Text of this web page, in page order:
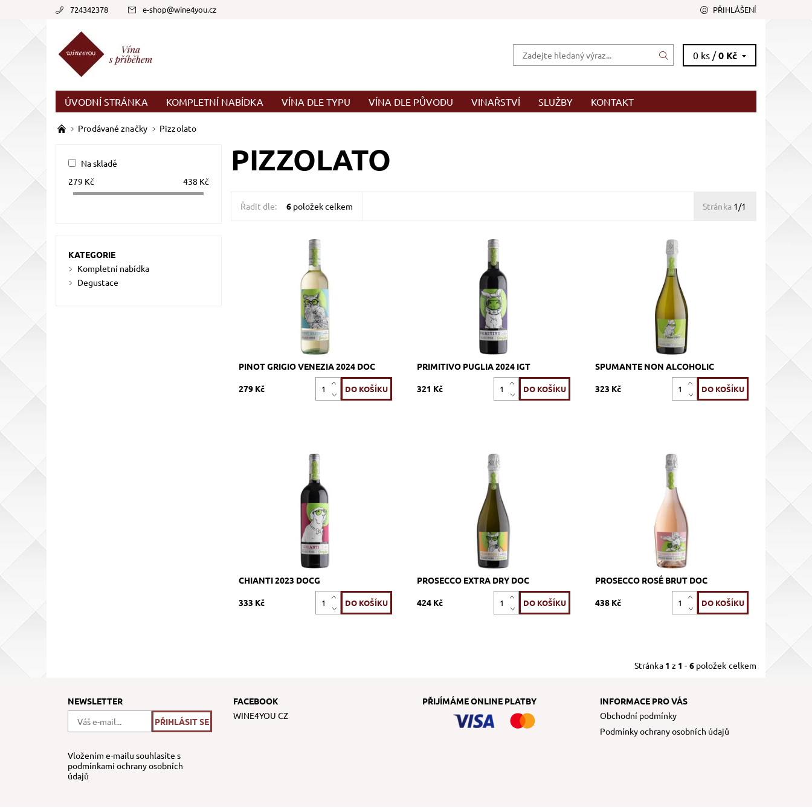
724342378 e-shop@wine4you.cz PŘIHLÁŠENÍ
0 ks /0 Kč
ÚVODNÍ STRÁNKA KOMPLETNÍ NABÍDKA VÍNA DLE TYPU VÍNA DLE PŮVODU VINAŘSTVÍ SLUŽBY KONTAKT
Prodávané značky Pizzolato
PIZZOLATO
Řadit dle: 6položek celkem Stránka 1/1
Pinot Grigio, bílé, suché, tiché, zrání
Skladem >12 ks
498_FGPG
Pizzolato
PINOT GRIGIO VENEZIA 2024 DOC
279 Kč
Primitivo, červené, suché, tiché, zrání
Skladem >12 ks
502_FGPRI
Pizzolato
PRIMITIVO PUGLIA 2024 IGT
321 Kč
bílé hrozny, bílé, , šumivé, zrání
Skladem >12 ks
635_PIZNA
Pizzolato
SPUMANTE NON ALCOHOLIC
323 Kč
Sangiovese, červené, suché, tiché, zrání
Skladem >12 ks
499_FGCH
Pizzolato
CHIANTI 2023 DOCG
333 Kč
Glera, bílé, extra dry, šumivé, zrání
Skladem >12 ks
496_FGPR
Pizzolato
PROSECCO EXTRA DRY DOC
424 Kč
90% Glera, 10% Pinot Nero, bílé, brut,
šumivé, zrání nerezový tank
Skladem >12 ks
497_FGPRR
Pizzolato
PROSECCO ROSÉ BRUT DOC
438 Kč
Stránka 1 z 1 - 6položek celkem
Na skladě
279 Kč 438 Kč
KATEGORIE
Kompletní nabídka
Degustace
NEWSLETTER
Vložením e-mailu souhlasíte s
podmínkami ochrany osobních
údajů
FACEBOOK
WINE4YOU CZ
PŘIJÍMÁME ONLINE PLATBY
INFORMACE PRO VÁS
Obchodní podmínky
Podmínky ochrany osobních údajů